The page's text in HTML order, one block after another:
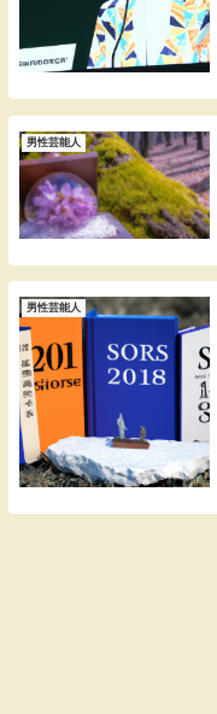
男性芸能人
男性芸能人